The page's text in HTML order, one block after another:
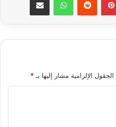
الحقول الإلزامية مشار إليها بـ *